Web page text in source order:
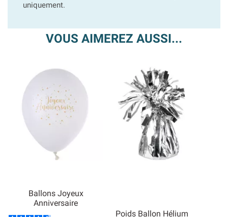
uniquement.
VOUS AIMEREZ AUSSI...
Ballons Joyeux
Anniversaire
Poids Ballon Hélium